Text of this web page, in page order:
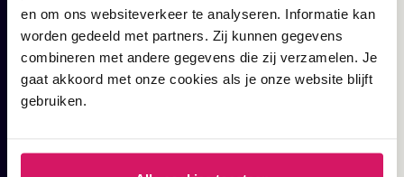
en om ons websiteverkeer te analyseren. Informatie kan
worden gedeeld met partners. Zij kunnen gegevens
combineren met andere gegevens die zij verzamelen. Je
gaat akkoord met onze cookies als je onze website blijft
gebruiken.